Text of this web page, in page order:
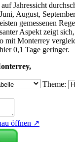
Jahressicht
August,
gemessenen
Aspekt zeigt
mit Monterrey
0,1 Tage geringer.
Theme:
öffnen ↗